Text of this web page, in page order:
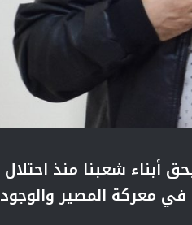
أبناء شعبنا منذ احتلال
معركة المصير والوجود